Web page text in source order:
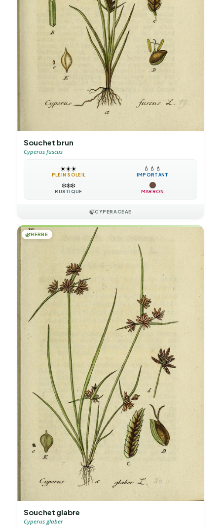
Souchet brun
Cyperus fuscus
☀️☀️☀️
PLEIN SOLEIL
💧 💧 💧
IMPORTANT
❄️❄️❄️
RUSTIQUE MARRON
🍃CYPERACEAE
🌿HERBE
Souchet glabre
Cyperus glaber